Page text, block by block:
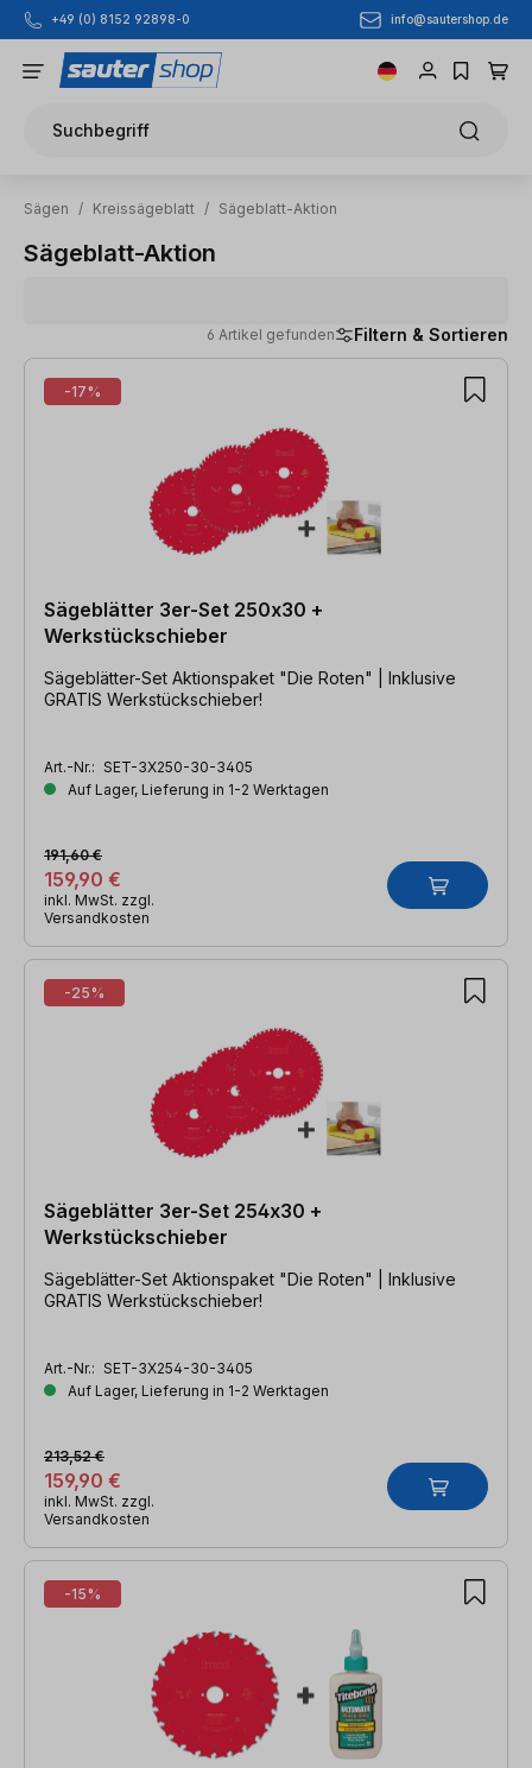
Zum Hauptinhalt springen
+49 (0) 8152 92898-0 info@sautershop.de
Suchbegriff
Sägen / Kreissägeblatt / Sägeblatt-Aktion
Sägeblatt-Aktion
6 Artikel gefunden Filtern & Sortieren
6 Artikel gefunden
-17%
Sägeblätter 3er-Set 250x30 +
Werkstückschieber
Sägeblätter-Set Aktionspaket "Die Roten" | Inklusive
GRATIS Werkstückschieber!
Art.-Nr.: SET-3X250-30-3405
Auf Lager, Lieferung in 1-2 Werktagen
159,90 €
191,60 €
inkl. MwSt. zzgl.
Versandkosten
-25%
Sägeblätter 3er-Set 254x30 +
Werkstückschieber
Sägeblätter-Set Aktionspaket "Die Roten" | Inklusive
GRATIS Werkstückschieber!
Art.-Nr.: SET-3X254-30-3405
Auf Lager, Lieferung in 1-2 Werktagen
159,90 €
213,52 €
inkl. MwSt. zzgl.
Versandkosten
-15%